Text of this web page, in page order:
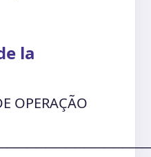
la
OPERAÇÃO